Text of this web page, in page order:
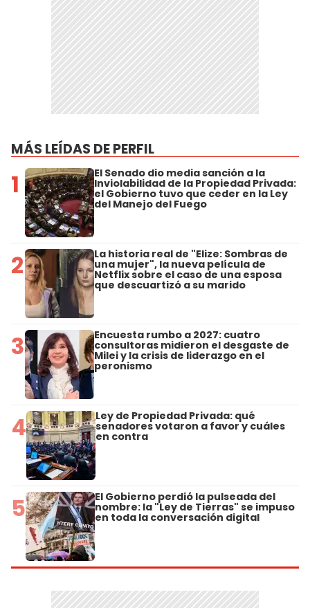
MÁS LEÍDAS DE PERFIL
1 El Senado dio media sanción a la
Inviolabilidad de la Propiedad Privada:
el Gobierno tuvo que ceder en la Ley
del Manejo del Fuego
2 La historia real de "Elize: Sombras de
una mujer", la nueva película de
Netflix sobre el caso de una esposa
que descuartizó a su marido
3 Encuesta rumbo a 2027: cuatro
consultoras midieron el desgaste de
Milei y la crisis de liderazgo en el
peronismo
4 Ley de Propiedad Privada: qué
senadores votaron a favor y cuáles
en contra
5 El Gobierno perdió la pulseada del
nombre: la "Ley de Tierras" se impuso
en toda la conversación digital